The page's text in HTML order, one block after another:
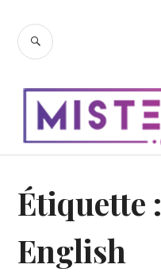
contenu
RECHERCHE
Étiquette :
English